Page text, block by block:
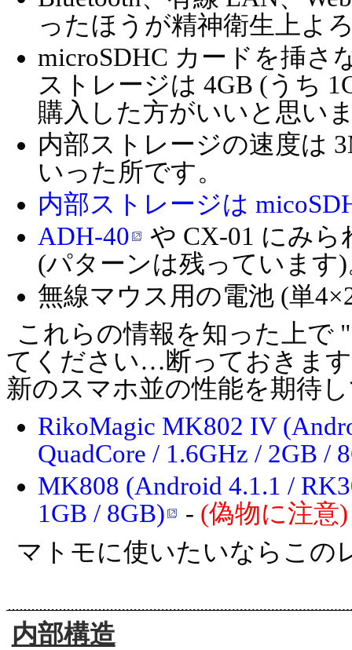
ったほうが精神衛生上よ
microSDHC カードを挿
ストレージは 4GB (うち
購入した方がいいと思い
内部ストレージの速度は
いった所です。
内部ストレージは
ADH-40
や CX-01 にみ
(パターンは残っています
無線マウス用の電池 (単
これらの情報を知った上で
てください…断っておきま
新のスマホ並の性能を期待
RikoMagic MK802 IV
QuadCore / 1.6GHz / 2GB /
MK808 (Android 4.1.1 /
1GB / 8GB)
- (偽物に注意)
マトモに使いたいならこの
内部構造